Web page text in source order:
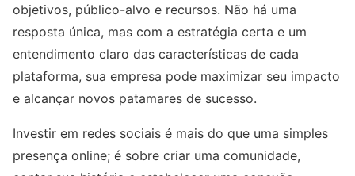
objetivos, público-alvo e recursos. Não há uma
resposta única, mas com a estratégia certa e um
entendimento claro das características de cada
plataforma, sua empresa pode maximizar seu impacto
e alcançar novos patamares de sucesso.
Investir em redes sociais é mais do que uma simples
presença online; é sobre criar uma comunidade,